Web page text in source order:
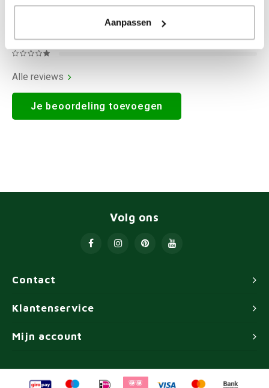
Aanpassen
Alle reviews
Je beoordeling toevoegen
Contact
Volg ons
Klantenservice
Mijn account